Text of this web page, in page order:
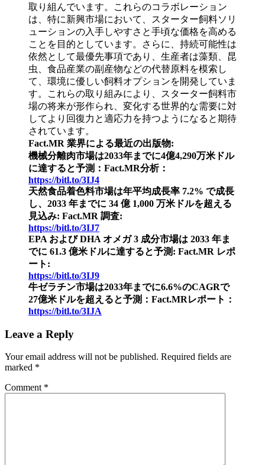
取り組んでいます。これらのコラボレーション
は、特に新興市場において、スターター飼料ソリ
ューションの入手しやすさと手頃な価格を高める
ことを目的としています。さらに、持続可能性は
依然として最優先事項であり、生産者は藻類、昆
虫、食品産業の副産物などの代替原料を模索し
て、環境に優しい飼料オプションを開発していま
す。これらの取り組みにより、スターター飼料市
場の将来が形作られ、変化する世界的な需要に対
してより回復力と適応力を持つようになると期待
されています。
Fact.MR 業界による最近の出版物:
機械分離肉市場は2033年までに4億4,290万米ドル
に達すると予測：Fact.MR分析：
https://bitl.to/3IJ4
天然食品着色料市場は年平均成長率 7.2% で成長
し、2033 年までに 34 億 1,000 万米ドルを超える
見込み: Fact.MR 調査:
https://bitl.to/3IJ7
EPA および DHA オメガ 3 成分市場は 2033 年ま
でに 61.3 億米ドルに達すると予測: Fact.MR レポ
ート:
https://bitl.to/3IJ9
牛ゼラチン市場は2033年までに6.6%のCAGRで
27億米ドルを超えると予測：Fact.MRレポート：
https://bitl.to/3IJA
Leave a Reply
Your email address will not be published. Required fields are
marked *
Comment *